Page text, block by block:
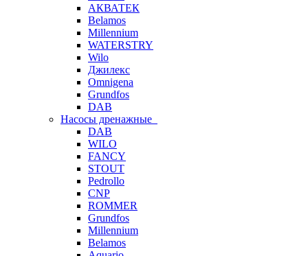
АКВАТЕК
Belamos
Millennium
WATERSTRY
Wilo
Джилекс
Omnigena
Grundfos
DAB
Насосы дренажные
DAB
WILO
FANCY
STOUT
Pedrollo
CNP
ROMMER
Grundfos
Millennium
Belamos